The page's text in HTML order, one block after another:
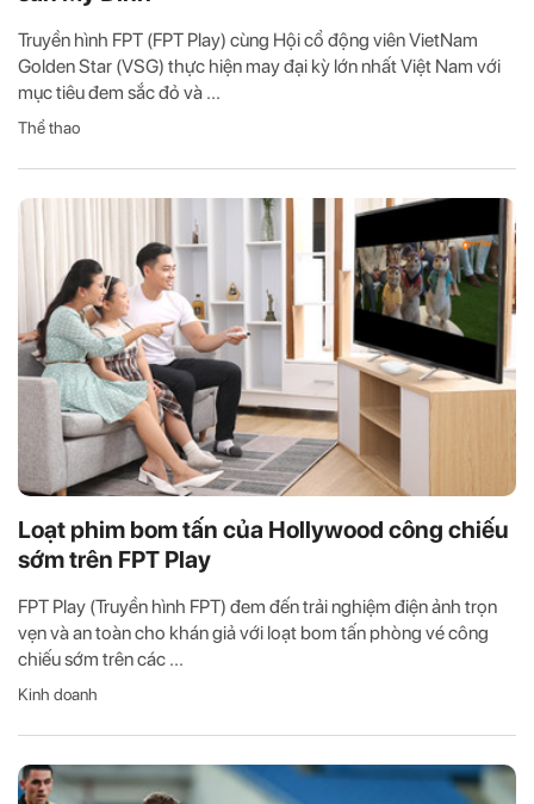
Truyền hình FPT (FPT Play) cùng Hội cổ động viên VietNam
Golden Star (VSG) thực hiện may đại kỳ lớn nhất Việt Nam với
mục tiêu đem sắc đỏ và ...
Thể thao
Loạt phim bom tấn của Hollywood công chiếu
sớm trên FPT Play
FPT Play (Truyền hình FPT) đem đến trải nghiệm điện ảnh trọn
vẹn và an toàn cho khán giả với loạt bom tấn phòng vé công
chiếu sớm trên các ...
Kinh doanh